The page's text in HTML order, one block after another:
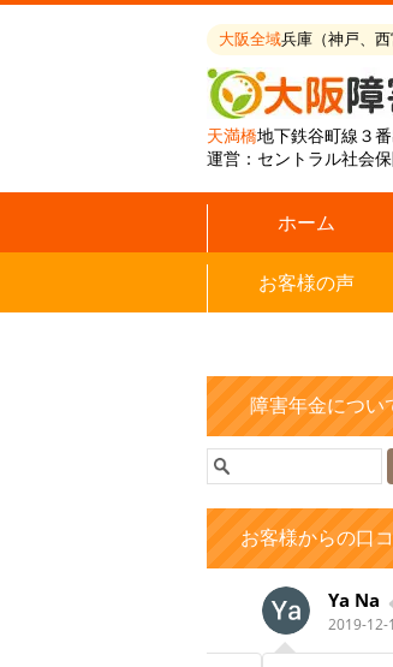
大阪全域兵庫（神戸、
天満橋地下鉄谷町線３
運営：セントラル社会
ホーム
お客様の声
障害年金につい
お客様からの口
Ya Na
2019-12-16